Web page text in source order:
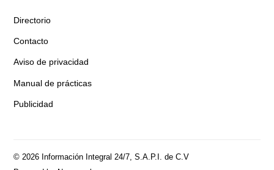
Directorio
Contacto
Aviso de privacidad
Manual de prácticas
Publicidad
© 2026 Información Integral 24/7, S.A.P.I. de C.V